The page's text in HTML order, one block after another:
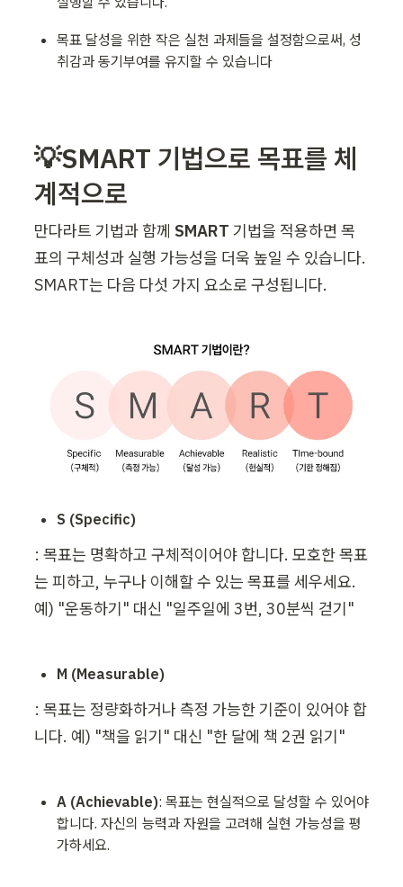
목표 달성을 위한 작은 실천 과제들을 설정함으로써, 성
취감과 동기부여를 유지할 수 있습니다
💡SMART 기법으로 목표를 체
계적으로
만다라트 기법과 함께 SMART 기법을 적용하면 목
표의 구체성과 실행 가능성을 더욱 높일 수 있습니다.
SMART는 다음 다섯 가지 요소로 구성됩니다.
S (Specific)
: 목표는 명확하고 구체적이어야 합니다. 모호한 목표
는 피하고, 누구나 이해할 수 있는 목표를 세우세요.
예) "운동하기" 대신 "일주일에 3번, 30분씩 걷기"
M (Measurable)
: 목표는 정량화하거나 측정 가능한 기준이 있어야 합
니다. 예) "책을 읽기" 대신 "한 달에 책 2권 읽기"
A (Achievable): 목표는 현실적으로 달성할 수 있어야
합니다. 자신의 능력과 자원을 고려해 실현 가능성을 평
가하세요.